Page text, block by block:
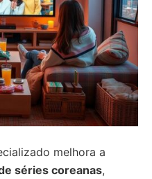
melhora a
séries coreanas,